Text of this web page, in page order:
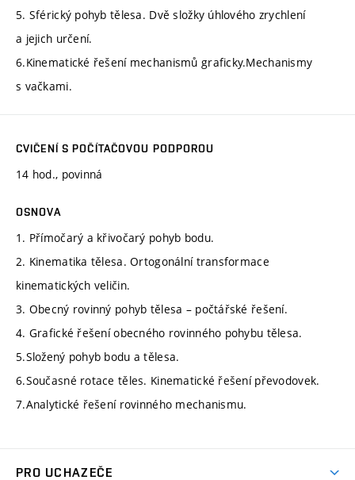
5. Sférický pohyb tělesa. Dvě složky úhlového zrychlení
a jejich určení.
6.Kinematické řešení mechanismů graficky.Mechanismy
s vačkami.
CVIČENÍ S POČÍTAČOVOU PODPOROU
14 hod., povinná
OSNOVA
1. Přímočarý a křivočarý pohyb bodu.
2. Kinematika tělesa. Ortogonální transformace
kinematických veličin.
3. Obecný rovinný pohyb tělesa – počtářské řešení.
4. Grafické řešení obecného rovinného pohybu tělesa.
5.Složený pohyb bodu a tělesa.
6.Současné rotace těles. Kinematické řešení převodovek.
7.Analytické řešení rovinného mechanismu.
PRO UCHAZEČE